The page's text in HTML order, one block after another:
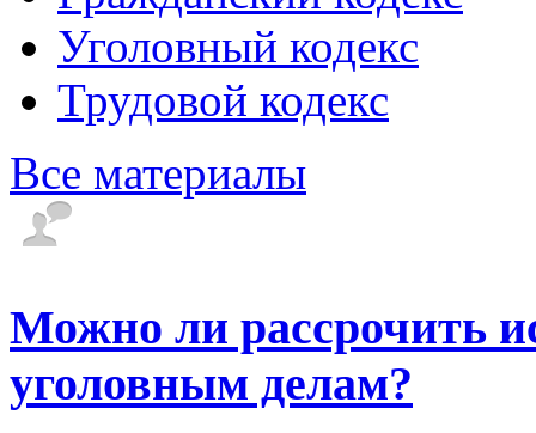
Уголовный кодекс
Трудовой кодекс
Все материалы
Можно ли рассрочить
уголовным делам?